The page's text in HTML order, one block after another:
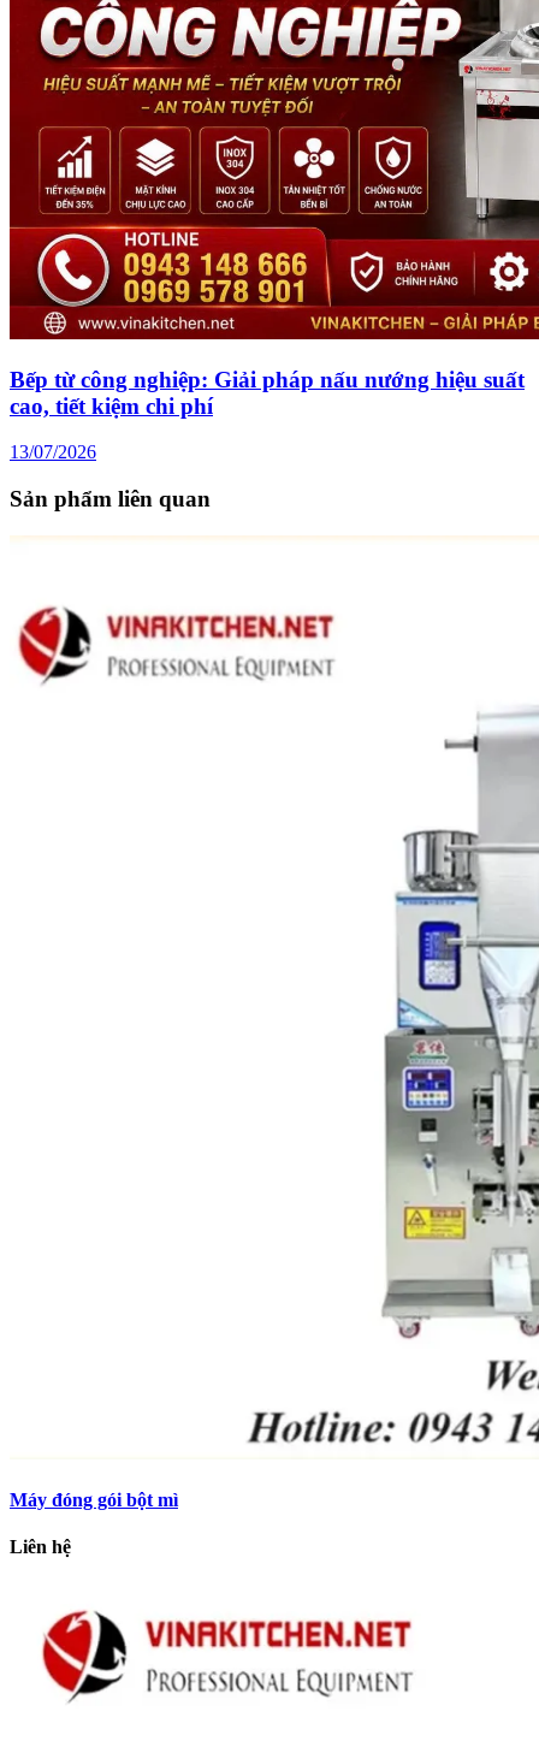
Bếp từ công nghiệp: Giải pháp nấu nướng hiệu suất
cao, tiết kiệm chi phí
13/07/2026
Sản phẩm liên quan
Máy đóng gói bột mì
Liên hệ